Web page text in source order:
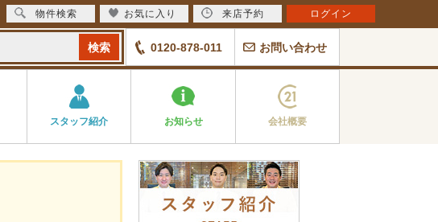
0120-878-011 お問い合わせ
スタッフ紹介 お知らせ 会社概要
物件検索 お気に入り 来店予約 ログイン